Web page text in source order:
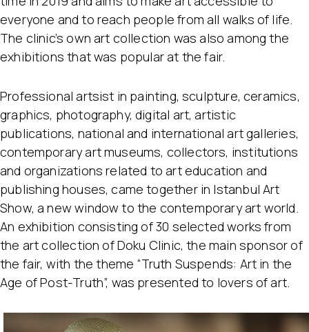
everyone and to reach people from all walks of life.
The clinic’s own art collection was also among the
exhibitions that was popular at the fair.
Professional artsist in painting, sculpture, ceramics,
graphics, photography, digital art, artistic
publications, national and international art galleries,
contemporary art museums, collectors, institutions
and organizations related to art education and
publishing houses, came together in Istanbul Art
Show, a new window to the contemporary art world.
An exhibition consisting of 30 selected works from
the art collection of Doku Clinic, the main sponsor of
the fair, with the theme “Truth Suspends: Art in the
Age of Post-Truth”, was presented to lovers of art.